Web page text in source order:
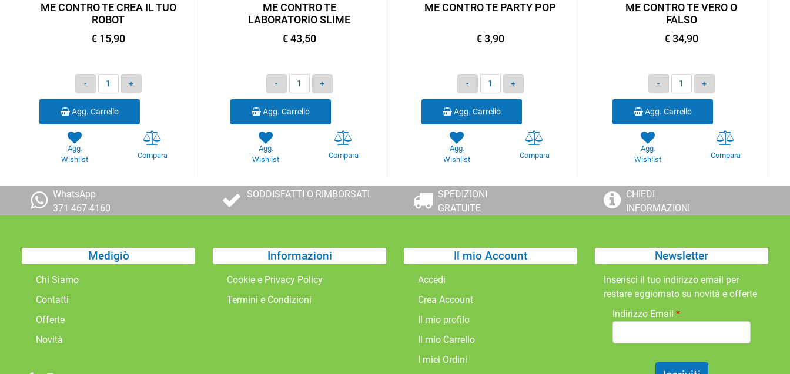
ME CONTRO TE CREA IL TUO
ROBOT
€ 15,90
Quantità
Agg. Carrello
Agg.
Wishlist
Compara
ME CONTRO TE
LABORATORIO SLIME
€ 43,50
Quantità
Agg. Carrello
Agg.
Wishlist
Compara
ME CONTRO TE PARTY POP
€ 3,90
Quantità
Agg. Carrello
Agg.
Wishlist
Compara
ME CONTRO TE VERO O
FALSO
€ 34,90
Quantità
Agg. Carrello
Agg.
Wishlist
Compara
WhatsApp
371 467 4160
SODDISFATTI O RIMBORSATI
SPEDIZIONI
GRATUITE
CHIEDI
INFORMAZIONI
Medigiò
Chi Siamo
Contatti
Offerte
Novità
Informazioni
Cookie e Privacy Policy
Termini e Condizioni
Il mio Account
Accedi
Crea Account
Il mio profilo
Il mio Carrello
I miei Ordini
Newsletter
Inserisci il tuo indirizzo email per
restare aggiornato su novità e offerte
Indirizzo Email *